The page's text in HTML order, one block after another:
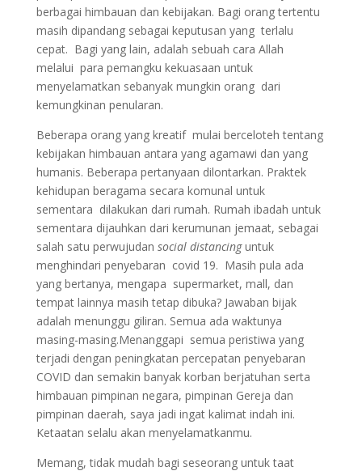
berbagai himbauan dan kebijakan. Bagi orang tertentu
masih dipandang sebagai keputusan yang terlalu
cepat. Bagi yang lain, adalah sebuah cara Allah
melalui para pemangku kekuasaan untuk
menyelamatkan sebanyak mungkin orang dari
kemungkinan penularan.
Beberapa orang yang kreatif mulai berceloteh tentang
kebijakan himbauan antara yang agamawi dan yang
humanis. Beberapa pertanyaan dilontarkan. Praktek
kehidupan beragama secara komunal untuk
sementara dilakukan dari rumah. Rumah ibadah untuk
sementara dijauhkan dari kerumunan jemaat, sebagai
salah satu perwujudan social distancinguntuk
menghindari penyebaran covid 19. Masih pula ada
yang bertanya, mengapa supermarket, mall, dan
tempat lainnya masih tetap dibuka? Jawaban bijak
adalah menunggu giliran. Semua ada waktunya
masing-masing.Menanggapi semua peristiwa yang
terjadi dengan peningkatan percepatan penyebaran
COVID dan semakin banyak korban berjatuhan serta
himbauan pimpinan negara, pimpinan Gereja dan
pimpinan daerah, saya jadi ingat kalimat indah ini.
Ketaatan selalu akan menyelamatkanmu.
Memang, tidak mudah bagi seseorang untuk taat